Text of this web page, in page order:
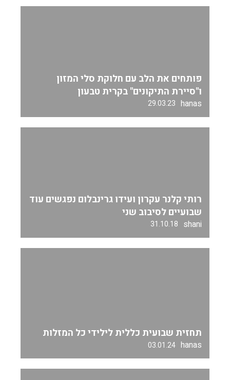
פותחים את הלב עם חלוקת סלי המזון
ו"סיירת התיקונים" בקרית טבעון
hanas
29.03.23
רותי קלנר עקרון ועידו גרינבלום נפגשים עוד
שבועיים לסיבוב שני
shani
31.10.18
תחזית שבועית כללית לילידי כל המזלות
hanas
03.01.24